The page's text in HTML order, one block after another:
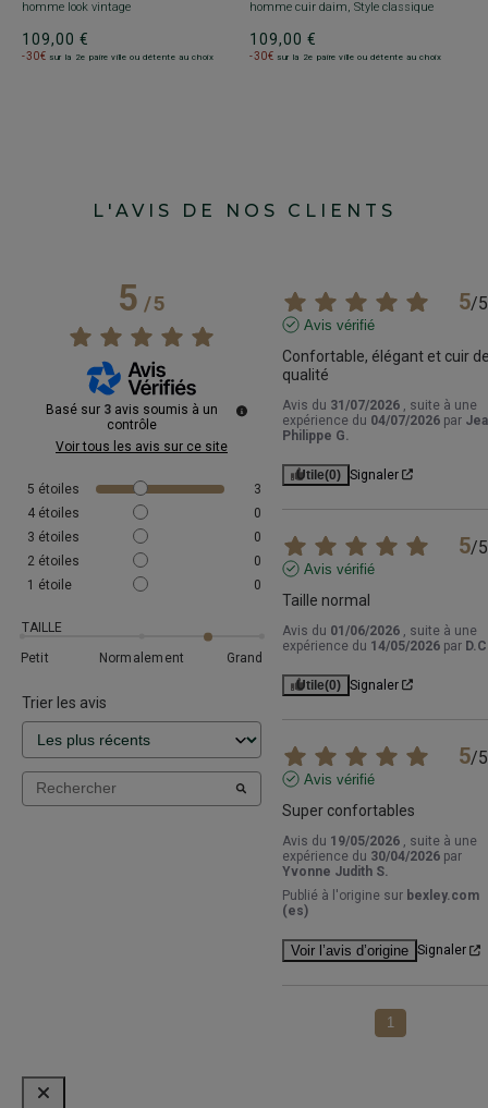
homme look vintage
109,00 €
-30€ sur la 2e paire ville ou détente au choix
homme cuir daim, Style classique
109,00 €
-30€ sur la 2e paire ville ou détente au choix
L'AVIS DE NOS CLIENTS
5/5
Basé sur 3 avis soumis à un
contrôle
Voir tous les avis sur ce site
5 étoiles
3
4 étoiles
0
3 étoiles
0
2 étoiles
0
1 étoile 0
TAILLE
Petit
Normalement Grand
Trier les avis
5/5
Avis vérifié
Confortable, élégant et cuir
qualité
Avis du 31/07/2026
, suite à une
expérience du 04/07/2026 par
Philippe G.
Utile(0) Signaler
5/5
Avis vérifié
Taille normal
Avis du 01/06/2026
, suite à une
expérience du 14/05/2026 par
Utile(0) Signaler
5/5
Avis vérifié
Super confortables
Avis du 19/05/2026
, suite à une
expérience du 30/04/2026 par
Yvonne Judith S.
Publié à l'origine sur bexley.com
(es)
Voir l’avis d’origine Signaler
1